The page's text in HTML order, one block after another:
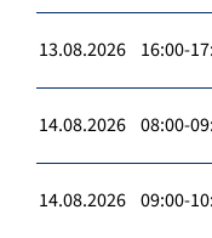
13.08.2026 16:00-
14.08.2026 08:00-
14.08.2026 09:00-